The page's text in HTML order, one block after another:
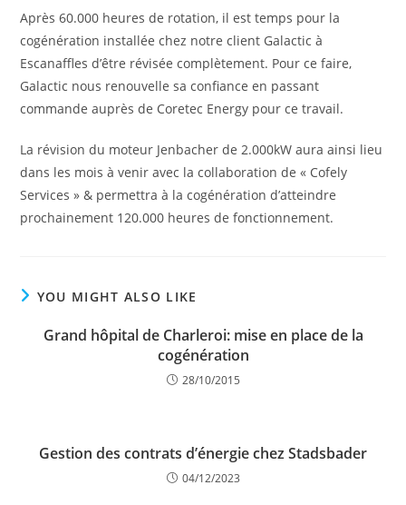
Après 60.000 heures de rotation, il est temps pour la
cogénération installée chez notre client Galactic à
Escanaffles d’être révisée complètement. Pour ce faire,
Galactic nous renouvelle sa confiance en passant
commande auprès de Coretec Energy pour ce travail.
La révision du moteur Jenbacher de 2.000kW aura ainsi lieu
dans les mois à venir avec la collaboration de « Cofely
Services » & permettra à la cogénération d’atteindre
prochainement 120.000 heures de fonctionnement.
YOU MIGHT ALSO LIKE
Grand hôpital de Charleroi: mise en place de la
cogénération
28/10/2015
Gestion des contrats d’énergie chez Stadsbader
04/12/2023